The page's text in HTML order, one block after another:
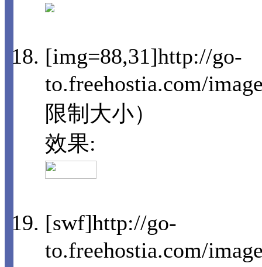
[img=88,31]http://go-
to.freehostia.com/
限制大小）
效果:
[swf]http://go-
to.freehostia.com/